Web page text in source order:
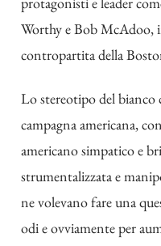
Worthy e Bob McAdoo,
contropartita della
Lo stereotipo del bianco
campagna americana,
americano simpatico e
strumentalizzata e
ne volevano fare una
odi e ovviamente per